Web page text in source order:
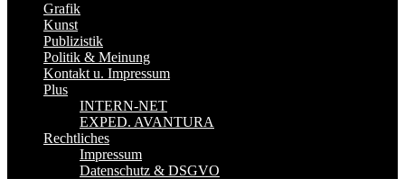
Grafik
Kunst
Publizistik
Politik & Meinung
Kontakt u. Impressum
Plus
INTERN-NET
EXPED. AVANTURA
Rechtliches
Impressum
Datenschutz & DSGVO